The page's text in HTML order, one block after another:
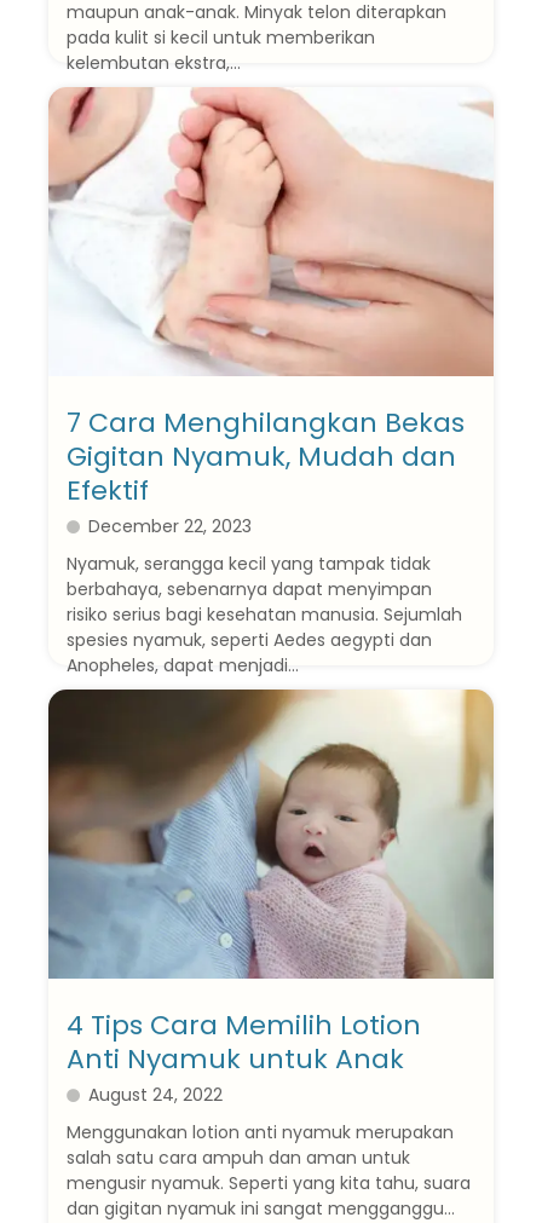
maupun anak-anak. Minyak telon diterapkan
pada kulit si kecil untuk memberikan
kelembutan ekstra,...
Baca Selanjutnya
7 Cara Menghilangkan Bekas
Gigitan Nyamuk, Mudah dan
Efektif
December 22, 2023
Nyamuk, serangga kecil yang tampak tidak
berbahaya, sebenarnya dapat menyimpan
risiko serius bagi kesehatan manusia. Sejumlah
spesies nyamuk, seperti Aedes aegypti dan
Anopheles, dapat menjadi...
4 Tips Cara Memilih Lotion
Anti Nyamuk untuk Anak
August 24, 2022
Menggunakan lotion anti nyamuk merupakan
salah satu cara ampuh dan aman untuk
mengusir nyamuk. Seperti yang kita tahu, suara
dan gigitan nyamuk ini sangat mengganggu...